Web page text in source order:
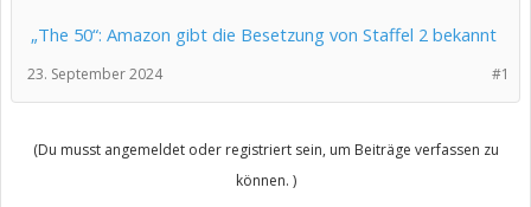
„The 50“: Amazon gibt die Besetzung von Staffel 2 bekannt
#1
23. September 2024
(Du musst angemeldet oder registriert sein, um Beiträge verfassen zu
können. )